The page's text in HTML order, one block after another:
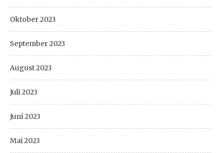
Oktober 2023
September 2023
August 2023
Juli 2023
Juni 2023
Mai 2023